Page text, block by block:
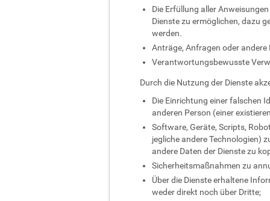
Die Erfüllung aller
Dienste zu ermöglichen, dazu
werden.
Anträge, Anfragen oder
Verantwortungsbewusste
Durch die Nutzung der Dienste
Die Einrichtung einer falschen
anderen Person (einer
Software, Geräte, Scripts,
jegliche andere Technologien)
andere Daten der Dienste zu
Sicherheitsmaßnahmen zu
Über die Dienste erhaltene
weder direkt noch über Dritte;